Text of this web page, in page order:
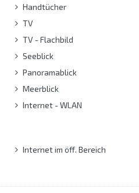
Handtücher
TV
TV - Flachbild
Seeblick
Panoramablick
Meerblick
Internet - WLAN
Internet im öff. Bereich